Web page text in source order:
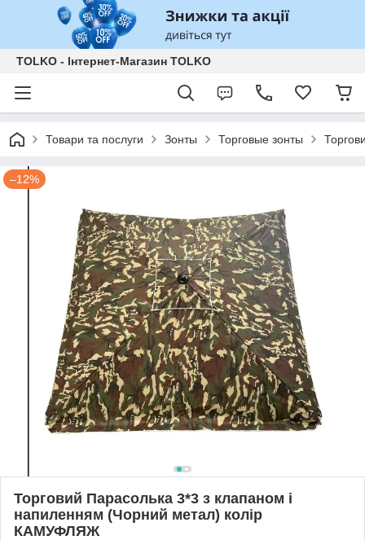
TOLKO - Інтернет-Магазин TOLKO
Товари та послуги Зонты Торговые зонты
–12%
Торговий Парасолька 3*3 з клапаном і
напиленням (Чорний метал) колір
КАМУФЛЯЖ